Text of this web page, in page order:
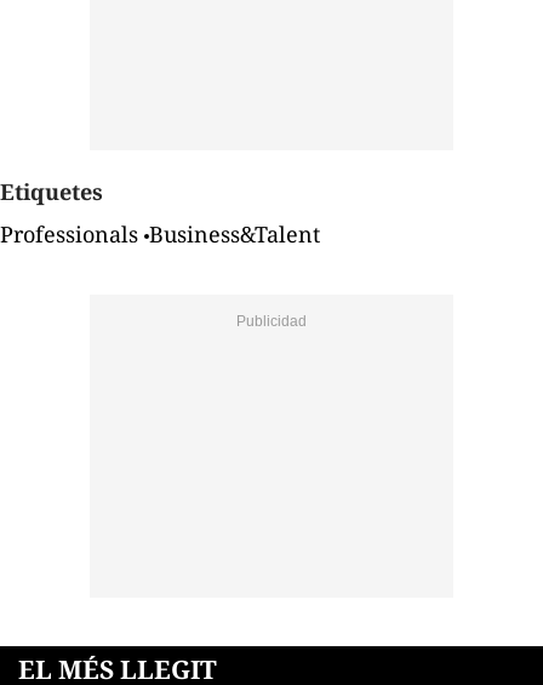
Etiquetes
Professionals Business&Talent
EL MÉS LLEGIT